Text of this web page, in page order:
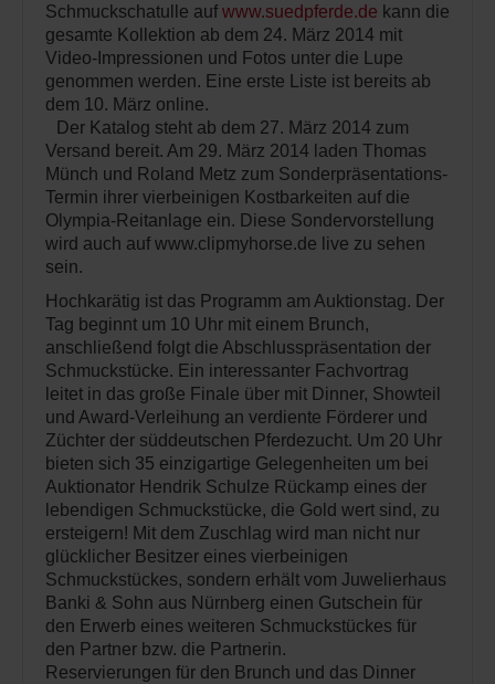
Schmuckschatulle aufwww.suedpferde.de kann die
gesamte Kollektion ab dem 24. März 2014 mit
Video-Impressionen und Fotos unter die Lupe
genommen werden. Eine erste Liste ist bereits ab
dem 10. März online.
Der Katalog steht ab dem 27. März 2014 zum
Versand bereit. Am 29. März 2014 laden Thomas
Münch und Roland Metz zum Sonderpräsentations-
Termin ihrer vierbeinigen Kostbarkeiten auf die
Olympia-Reitanlage ein. Diese Sondervorstellung
wird auch auf www.clipmyhorse.de live zu sehen
sein.
Hochkarätig ist das Programm am Auktionstag. Der
Tag beginnt um 10 Uhr mit einem Brunch,
anschließend folgt die Abschlusspräsentation der
Schmuckstücke. Ein interessanter Fachvortrag
leitet in das große Finale über mit Dinner, Showteil
und Award-Verleihung an verdiente Förderer und
Züchter der süddeutschen Pferdezucht. Um 20 Uhr
bieten sich 35 einzigartige Gelegenheiten um bei
Auktionator Hendrik Schulze Rückamp eines der
lebendigen Schmuckstücke, die Gold wert sind, zu
ersteigern! Mit dem Zuschlag wird man nicht nur
glücklicher Besitzer eines vierbeinigen
Schmuckstückes, sondern erhält vom Juwelierhaus
Banki & Sohn aus Nürnberg einen Gutschein für
den Erwerb eines weiteren Schmuckstückes für
den Partner bzw. die Partnerin.
Reservierungen für den Brunch und das Dinner